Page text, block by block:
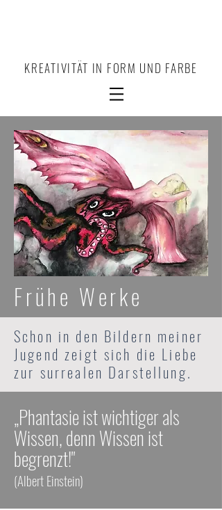
KREATIVITÄT IN FORM UND FARBE
Frühe Werke
Schon in den Bildern meiner
Jugend zeigt sich die Liebe
zur surrealen Darstellung.
„Phantasie ist wichtiger als
Wissen, denn Wissen ist
begrenzt!"
(Albert Einstein)